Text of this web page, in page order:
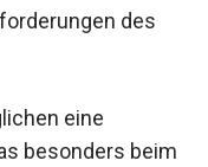
hält
eine